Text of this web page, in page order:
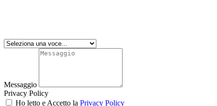
Messaggio
Privacy Policy
Ho letto e Accetto la Privacy Policy